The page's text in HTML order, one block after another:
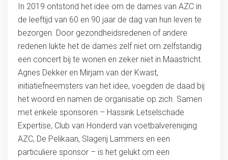
In 2019 ontstond het idee om de dames van AZC in
de leeftijd van 60 en 90 jaar de dag van hun leven te
bezorgen. Door gezondheidsredenen of andere
redenen lukte het de dames zelf niet om zelfstandig
een concert bij te wonen en zeker niet in Maastricht.
Agnes Dekker en Mirjam van der Kwast,
initiatiefneemsters van het idee, voegden de daad bij
het woord en namen de organisatie op zich. Samen
met enkele sponsoren – Hassink Letselschade
Expertise, Club van Honderd van voetbalvereniging
AZC, De Pelikaan, Slagerij Lammers en een
particuliere sponsor – is het gelukt om een